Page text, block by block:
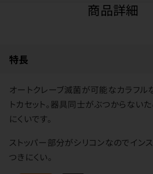
商品詳細
特長
オートクレーブ滅菌が可能なカラフル
トカセット。器具同士がぶつからない
にくいです。
ストッパー部分がシリコンなのでイン
つきにくい。